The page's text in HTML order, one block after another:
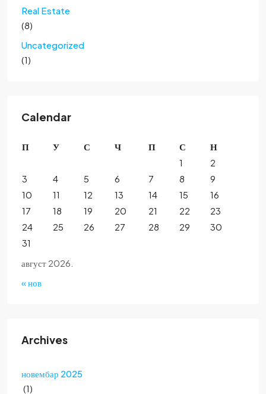
Real Estate
(8)
Uncategorized
(1)
Calendar
август 2026.
П У С Ч П С
Н
1
2
3
4 5 6 7 8
9
10
11 12 13 14 15
16
17
18 19 20 21 22
23
24
25 26 27 28 29
30
31
« нов
Archives
новембар 2025
(1)